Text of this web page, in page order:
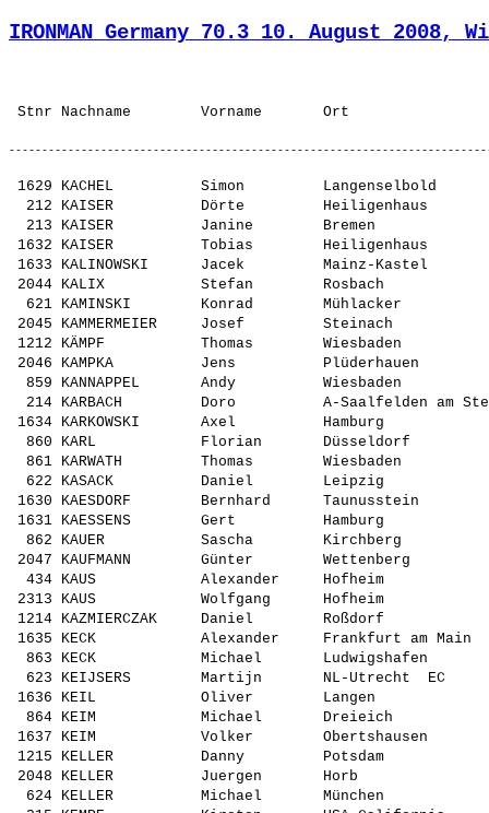
IRONMAN Germany 70.3 10. August 2008,
1629 KACHEL          Simon         Langenselbold        Deutsche Bank Ausdauer    GER  M      yes         08:50     1 M40          
  212 KAISER          Dörte         Heiligenhaus         Tus Breitscheid           GER  S      ---         08:10     1 F35          
  213 KAISER          Janine        Bremen               VSK Osterhol-Scharmbeck   GER  S      yes         08:10     1 F25          
 1632 KAISER          Tobias        Heiligenhaus         Heiligenhaus              GER  L      ---         08:50     1 M35          
 1633 KALINOWSKI      Jacek         Mainz-Kastel         Mainz-Kastel              GER  M      ---         08:50     1 M40          
 2044 KALIX           Stefan        Rosbach              Ro@dheimer                GER  L      ---         09:00     1 M45          
  621 KAMINSKI        Konrad        Mühlacker            Mühlacker                 GER  L      yes         08:20     1 M25          
 2045 KAMMERMEIER     Josef         Steinach             ASV Steinach              GER  L      ---         09:00     1 M45          
 1212 KÄMPF           Thomas        Wiesbaden            RG-WI                     GER  M      yes         08:40     1 M35          
 2046 KAMPKA          Jens          Plüderhauen          Plüderhauen               GER  S      ---         09:00     1 M45          
  859 KANNAPPEL       Andy          Wiesbaden            Weizen- und Radsportfreun GER  L      yes         08:30     1 M30          
  214 KARBACH         Doro          A-Saalfelden am Stei 3 Team Saalfelden         GER  S      yes         08:10     1 F35          
 1634 KARKOWSKI       Axel          Hamburg              Hamburg                   GER  L      ---         08:50     1 M40          
  860 KARL            Florian       Düsseldorf           Sisu Berlin               GER  L      yes         08:30     2 M30          
  861 KARWATH         Thomas        Wiesbaden            LC Olympia Wiesbaden      GER  M      ---         08:30     1 M30          
  622 KASACK          Daniel        Leipzig              TV 1888 Ruppichteroth     GER  M      ---         08:20     1 M25          
 1630 KAESDORF        Bernhard      Taunusstein          sg orlen                  GER  M      yes         08:50     1 M40          
 1631 KAESSENS        Gert          Hamburg              KAIFU TRI TEAM e.V.       GER  XL     yes         08:50     1 M40          
  862 KAUER           Sascha        Kirchberg            VfR Simmern               GER  M      yes         08:30     1 M30          
 2047 KAUFMANN        Günter        Wettenberg           Hessen-Forst              GER  L      ---         09:00     1 M45          
  434 KAUS            Alexander     Hofheim              TSG Eppstein              GER  S      yes         08:20     1 M18          
 2313 KAUS            Wolfgang      Hofheim              TSG Eppstein, Team Mounta GER  S      yes         09:10     1 M55          
 1214 KAZMIERCZAK     Daniel        Roßdorf              BSG Merck                 GER  L      yes         08:40     1 M35          
 1635 KECK            Alexander     Frankfurt am Main    SG Frankfurt Nied         GER  M      ---         08:50     1 M40          
  863 KECK            Michael       Ludwigshafen         DJK Feudenheim            GER  M      yes         08:30     1 M30          
  623 KEIJSERS        Martijn       NL-Utrecht  EC       Hellas Utrecht            NED  S      ---         08:20     1 M25          
 1636 KEIL            Oliver        Langen               Waldseehaie Langen        GER  L      yes         08:50     1 M40          
  864 KEIM            Michael       Dreieich             Dreieich                  GER  L      yes         08:30     2 M30          
 1637 KEIM            Volker        Obertshausen         EOSC Offenbach            GER  S      yes         08:50     1 M40          
 1215 KELLER          Danny         Potsdam              3athlon.org e.V.          GER  S      yes         08:40     1 M35          
 2048